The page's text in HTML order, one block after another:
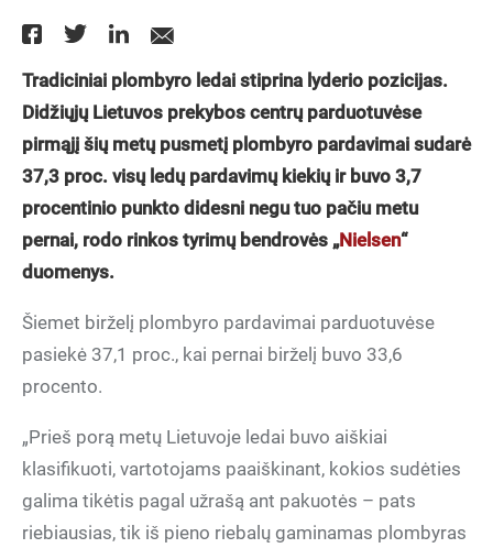
Tradiciniai plombyro ledai stiprina lyderio pozicijas.
Didžiųjų Lietuvos prekybos centrų parduotuvėse
pirmąjį šių metų pusmetį plombyro pardavimai sudarė
37,3 proc. visų ledų pardavimų kiekių ir buvo 3,7
procentinio punkto didesni negu tuo pačiu metu
pernai, rodo rinkos tyrimų bendrovės „Nielsen“
duomenys.
Šiemet birželį plombyro pardavimai parduotuvėse
pasiekė 37,1 proc., kai pernai birželį buvo 33,6
procento.
„Prieš porą metų Lietuvoje ledai buvo aiškiai
klasifikuoti, vartotojams paaiškinant, kokios sudėties
galima tikėtis pagal užrašą ant pakuotės – pats
riebiausias, tik iš pieno riebalų gaminamas plombyras